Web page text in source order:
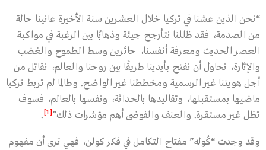
“نحن الذين عشنا في تركيا خلال العشرين سنة الأخيرة عانينا حالة
من الصدمة، فقد ظللنا نتأرجح جيئة وذهابًا بين الرغبة في مواكبة
العصر الحديث ومعرفة أنفسنا، حائرين وسط الطموح والغضب
والإثارة، نحاول أن نفتح بأيدينا طريقًا بين روحنا والعالم، نقاتل من
أجل هويتنا غير الرسمية ومخططنا غير الواضح. وطالما لم تربط تركيا
ماضيها بمستقبلها، وتقاليدها بالحداثة، ونفسها بالعالم، فسوف
تظل غير مستقرة. والعنف والفوضى أهم مؤشرات ذلك”[1]
.
وقد وجدت “كُوله” مفتاح التكامل في فكر كولن، فهي ترى أن مفهوم